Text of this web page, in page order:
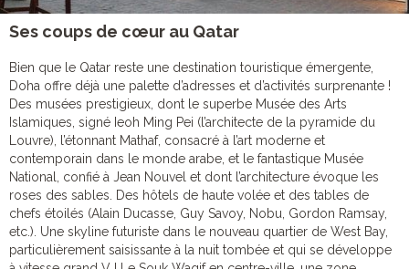
Ses coups de cœur au Qatar
Bien que le Qatar reste une destination touristique émergente,
Doha offre déjà une palette d’adresses et d’activités surprenante !
Des musées prestigieux, dont le superbe Musée des Arts
Islamiques, signé Ieoh Ming Pei (l’architecte de la pyramide du
Louvre), l’étonnant Mathaf, consacré à l’art moderne et
contemporain dans le monde arabe, et le fantastique Musée
National, confié à Jean Nouvel et dont l’architecture évoque les
roses des sables. Des hôtels de haute volée et des tables de
chefs étoilés (Alain Ducasse, Guy Savoy, Nobu, Gordon Ramsay,
etc.). Une skyline futuriste dans le nouveau quartier de West Bay,
particulièrement saisissante à la nuit tombée et qui se développe